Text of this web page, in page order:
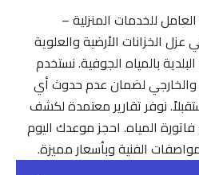
للخدمات المنزلية –
الأرضية والعلوية
بالمياه الجوفية. نستخدم
لضمان عدم حدوث أي
نوفر تقارير معتمدة لكشف
المياه. احجز موعدك اليوم
الفنية وبأسعار مميزة.